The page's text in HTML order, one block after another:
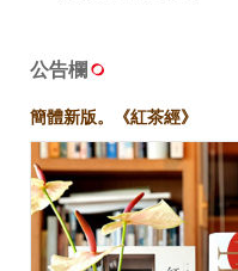
公告欄
簡體新版。《紅茶經》